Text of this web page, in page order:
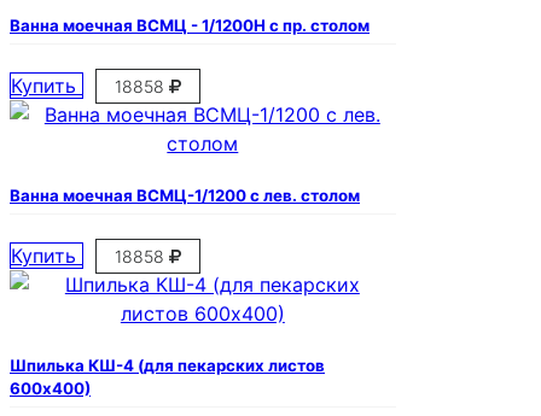
Ванна моечная ВСМЦ - 1/1200Н с пр. столом
Купить 18858
Ванна моечная ВСМЦ-1/1200 с лев. столом
Купить 18858
Шпилька КШ-4 (для пекарских листов
600х400)